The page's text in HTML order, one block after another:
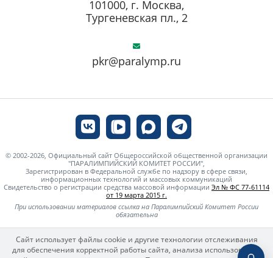
pkr@paralymp.ru
101000, г. Москва,
Тургеневская пл., 2
© 2002-2026, Официальный сайт Общероссийской общественной организации
"ПАРАЛИМПИЙСКИЙ КОМИТЕТ РОССИИ",
Зарегистрирован в Федеральной службе по надзору в сфере связи,
информационных технологий и массовых коммуникаций
Свидетельство о регистрации средства массовой информации Эл № ФС 77-61114
от 19 марта 2015 г.
При использовании материалов ссылка на Паралимпийский Комитет России
обязательна
Сайт использует файлы cookie и другие технологии отслеживания
для обеспечения корректной работы сайта, анализа использования